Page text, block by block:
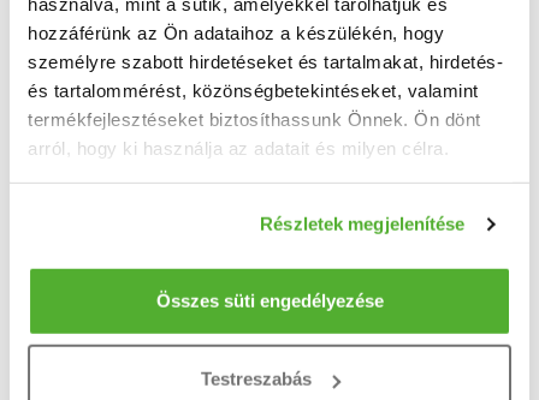
hozzáférünk az Ön adataihoz a készülékén, hogy
személyre szabott hirdetéseket és tartalmakat, hirdetés-
és tartalommérést, közönségbetekintéseket, valamint
termékfejlesztéseket biztosíthassunk Önnek. Ön dönt
arról, hogy ki használja az adatait és milyen célra.
Információgyűjtés az Ön földrajzi elhelyezkedéséről
pár méteres pontossággal
Az Ön készülékén beazonosítása annak konkrét
módjairól és adja meg preferenciáit a
Részletek megjelenítése
Összes süti engedélyezése
Testreszabás
Találj gyorsan vevőt vagy bérlőt
ingatlanodra!
Több százezer érdeklődőmár havi 7 800 Ft-tól!
Bankkártyás fizetés,korlátlan képfeltöltés,
pofonegyszerű hirdetésfeladás!
HIRDETÉSFIGYELŐ
Nem találod amit keresel? Add meg email címedet és
küldjük az új hirdetéseket!